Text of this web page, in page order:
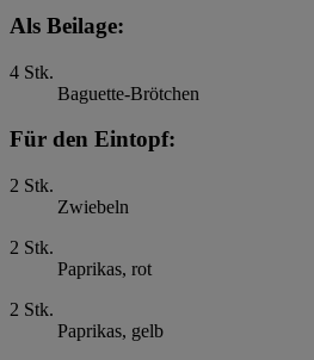
Als Beilage:
4 Stk.
Baguette-Brötchen
Für den Eintopf:
2 Stk.
Zwiebeln
2 Stk.
Paprikas, rot
2 Stk.
Paprikas, gelb